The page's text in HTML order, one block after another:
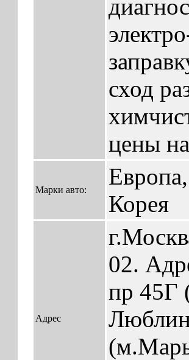
сход
цены
Марки авто:
Корея
Адрес
02.
пр 45Г